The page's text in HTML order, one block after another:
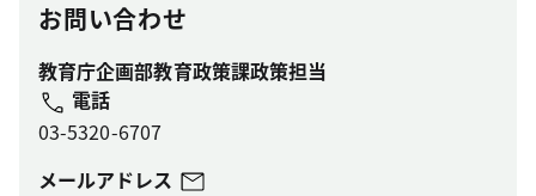
お問い合わせ
教育庁企画部教育政策課政策担当
電話
03-5320-6707
メールアドレス